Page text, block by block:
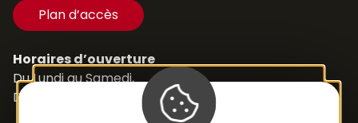
Plan d’accès
Horaires d’ouverture
Du Lundi au Samedi,
De 8h30 à 12h et de 14h à 18h